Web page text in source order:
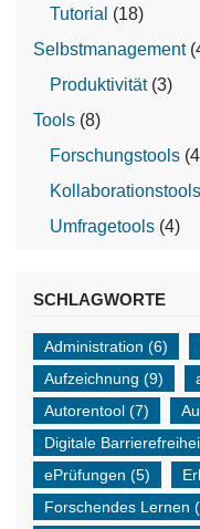
Tutorial (18)
Selbstmanagement
Produktivität(3)
Tools (8)
Forschungstools
Kollaborationstools
Umfragetools (4)
SCHLAGWORTE
Administration (6)
Aufzeichnung (9)
Autorentool (7)
Digitale
ePrüfungen (5)
Forschendes Lernen